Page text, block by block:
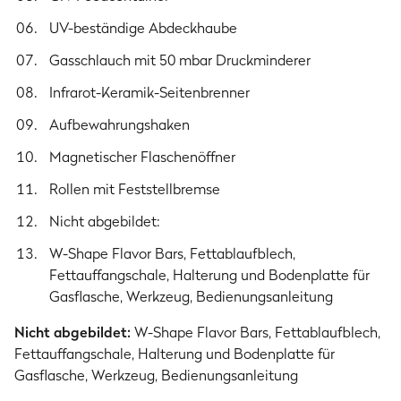
Aluminium Druckguss und Edelstahl
Seitenteile Deckel
Aluminium Druckguss
Brennkammer
Aluminium Druckguss
Gasart
Artikelnummer
UV-beständige Abdeckhaube
Gasschlauch mit 50 mbar Druckminderer
Infrarot-Keramik-Seitenbrenner
Aufbewahrungshaken
Magnetischer Flaschenöffner
Rollen mit Feststellbremse
Nicht abgebildet:
W-Shape Flavor Bars, Fettablaufblech,
Fettauffangschale, Halterung und Bodenplatte für
Gasflasche, Werkzeug, Bedienungsanleitung
Nicht abgebildet: W-Shape Flavor Bars, Fettablaufblech,
Fettauffangschale, Halterung und Bodenplatte für
Gasflasche, Werkzeug, Bedienungsanleitung